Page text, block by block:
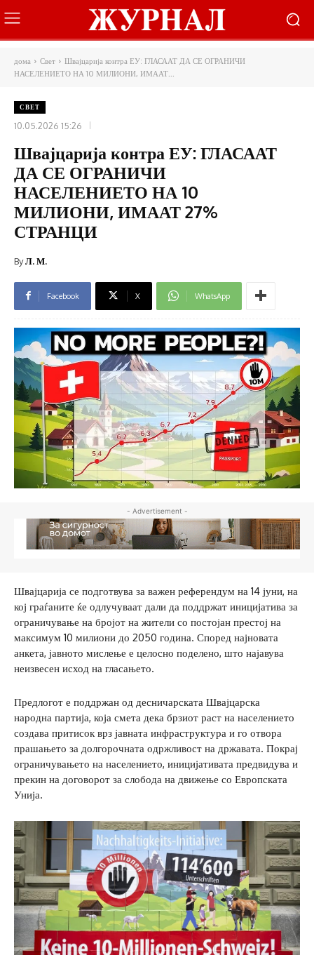
дома Свет
Швајцарија контра ЕУ: ГЛАСААТ ДА СЕ ОГРАНИЧИ
НАСЕЛЕНИЕТО НА 10 МИЛИОНИ, ИМААТ...
СВЕТ
10.05.2026 15:26
Швајцарија контра ЕУ: ГЛАСААТ
ДА СЕ ОГРАНИЧИ
НАСЕЛЕНИЕТО НА 10
МИЛИОНИ, ИМААТ 27%
СТРАНЦИ
ByЛ. М.
Facebook X WhatsApp
- Advertisement -
Швајцарија се подготвува за важен референдум на 14 јуни, на
кој граѓаните ќе одлучуваат дали да поддржат иницијатива за
ограничување на бројот на жители со постојан престој на
максимум 10 милиони до 2050 година. Според најновата
анкета, јавното мислење е целосно поделено, што најавува
неизвесен исход на гласањето.
Предлогот е поддржан од десничарската Швајцарска
народна партија, која смета дека брзиот раст на населението
создава притисок врз јавната инфраструктура и го отвора
прашањето за долгорочната одржливост на државата. Покрај
ограничувањето на населението, иницијативата предвидува и
прекин на договорот за слобода на движење со Европската
Унија.